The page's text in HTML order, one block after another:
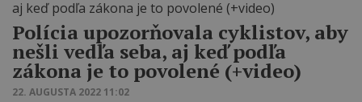
Polícia upozorňovala cyklistov, aby
nešli vedľa seba, aj keď podľa
zákona je to povolené (+video)
22. AUGUSTA 2022 11:02